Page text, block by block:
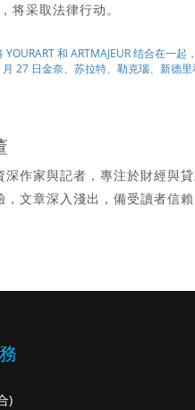
将采取法律行动。
YOURART 和 ARTMAJEUR 结合在一起
27 日金奈、苏拉特、勒克瑙、新德
深作家與記者，專注於財經與
，文章深入淺出，備受讀者信賴
)